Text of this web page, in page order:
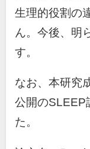
生理的役割の
ん。今後、明
す。
なお、本研究
公開のSLEEP
た。